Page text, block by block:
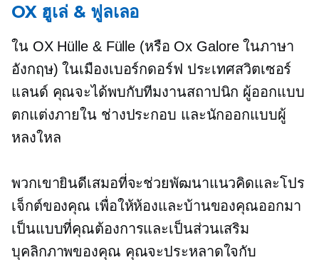
OX ฮูเล่ & ฟูลเลอ
ใน OX Hülle & Fülle (หรือ Ox Galore ในภาษา
อังกฤษ) ในเมืองเบอร์กดอร์ฟ ประเทศสวิตเซอร์
แลนด์ คุณจะได้พบกับทีมงานสถาปนิก ผู้ออกแบบ
ตกแต่งภายใน ช่างประกอบ และนักออกแบบผู้
หลงใหล
พวกเขายินดีเสมอที่จะช่วยพัฒนาแนวคิดและโปร
เจ็กต์ของคุณ เพื่อให้ห้องและบ้านของคุณออกมา
เป็นแบบที่คุณต้องการและเป็นส่วนเสริม
บุคลิกภาพของคุณ คุณจะประหลาดใจกับ